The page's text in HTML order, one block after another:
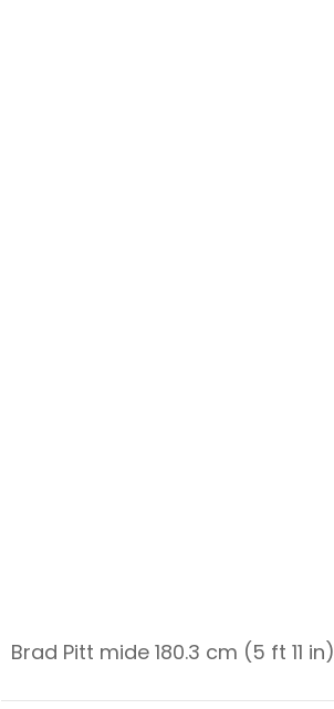
Brad Pitt mide 180.3 cm (5 ft 11 in)